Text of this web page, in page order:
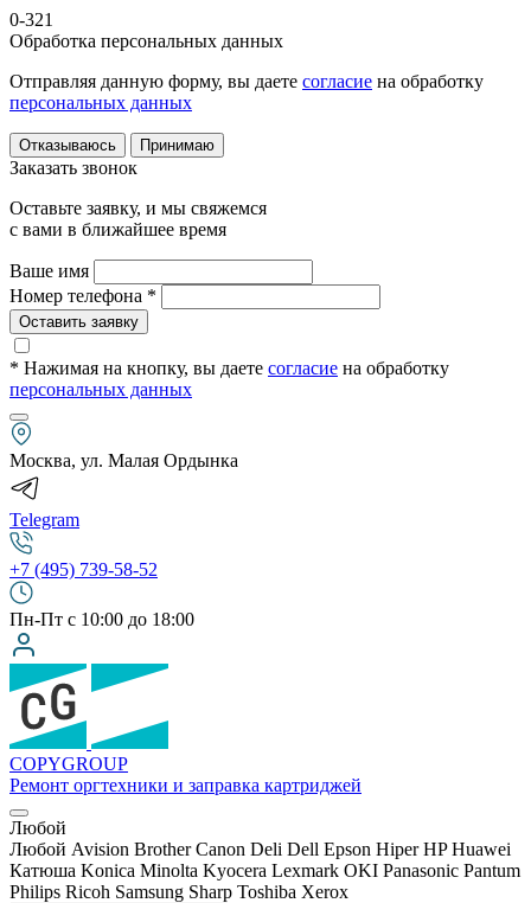
0-321
Обработка персональных данных
Отправляя данную форму, вы даете согласие на обработку
персональных данных
Отказываюсь Принимаю
Заказать звонок
Оставьте заявку, и мы свяжемся
с вами в ближайшее время
Ваше имя
Номер телефона *
Оставить заявку
* Нажимая на кнопку, вы даете согласие на обработку
персональных данных
Москва, ул. Малая Ордынка
Telegram
+7 (495) 739-58-52
Пн-Пт с 10:00 до 18:00
COPYGROUP
Ремонт оргтехники и заправка картриджей
Любой
Любой Avision Brother Canon Deli Dell Epson Hiper HP Huawei
Катюша Konica Minolta Kyocera Lexmark OKI Panasonic Pantum
Philips Ricoh Samsung Sharp Toshiba Xerox